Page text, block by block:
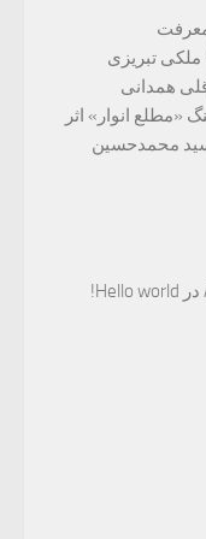
ملکی تبریزی
همدانی
«مطلع انوار» اثر
سید محمدحسین
در Hello world!